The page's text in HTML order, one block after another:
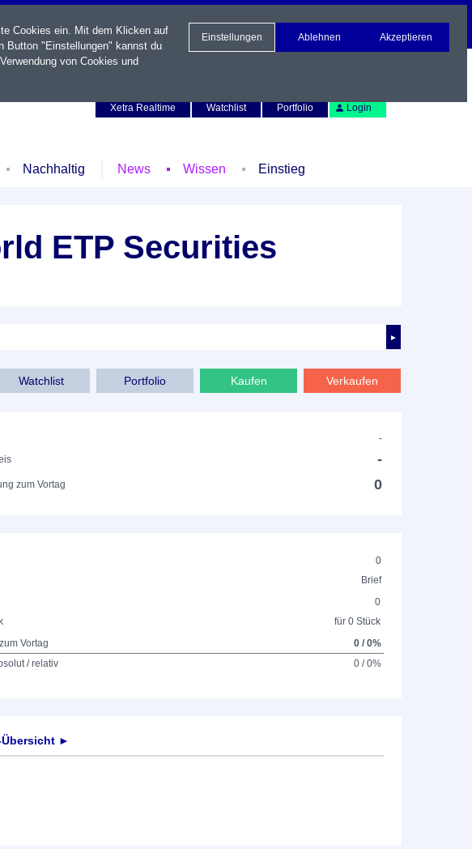
Xetra Realtime
Watchlist Portfolio Login
Nachhaltig News Wissen Einstieg
ETP Securities
►
Watchlist Portfolio Kaufen Verkaufen
-
-
zum Vortag 0
0
Brief
0
für 0 Stück
Vortag
0 / 0%
/ relativ
0 / 0%
►
Cookies ein. Mit dem Klicken auf
Button "Einstellungen" kannst du
von Cookies und
Einstellungen Ablehnen Akzeptieren